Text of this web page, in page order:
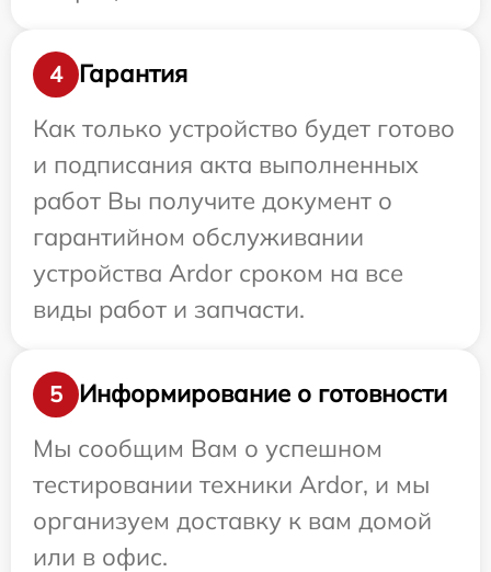
4
Гарантия
Как только устройство будет готово
и подписания акта выполненных
работ Вы получите документ о
гарантийном обслуживании
устройства Ardor сроком на все
виды работ и запчасти.
5
Информирование о готовности
Мы сообщим Вам о успешном
тестировании техники Ardor, и мы
организуем доставку к вам домой
или в офис.